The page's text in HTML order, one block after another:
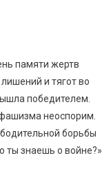
памяти жертв
и тягот во
победителем.
неоспорим.
борьбы
ты знаешь о войне?»